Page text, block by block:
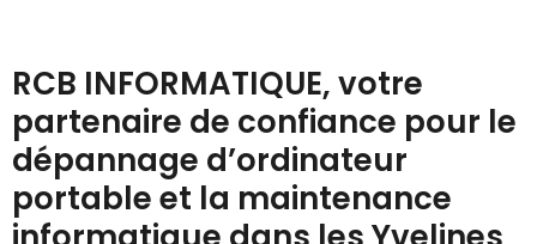
RCB INFORMATIQUE, votre
partenaire de confiance pour le
dépannage d’ordinateur
portable et la maintenance